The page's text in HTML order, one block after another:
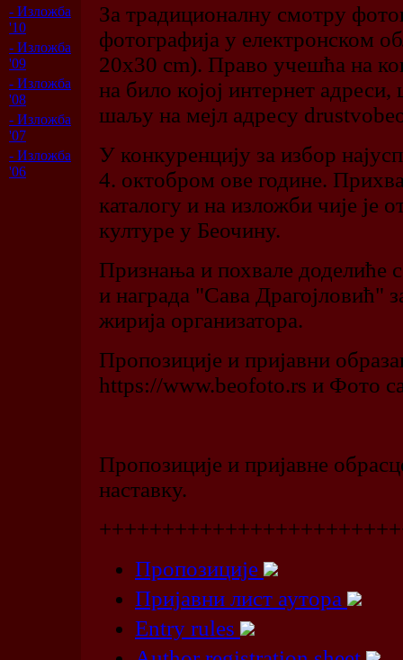
- Изложба
'10
- Изложба
'09
- Изложба
'08
- Изложба
'07
- Изложба
'06
За традиционалну смотру
фотографија у електронском
20x30 cm). Право учешћа на
на било којој интернет
шаљу на мејл адресу
У конкуренцију за избор
4. октобром ове године.
каталогу и на изложби чије је
културе у Беочину.
Признања и похвале доделиће
и награда "Сава Драгојловић"
жирија организатора.
Пропозиције и пријавни
https://www.beofoto.rs и Фото
Пропозиције и пријавне
наставку.
Пропозиције
Пријавни лист аутора
Entry rules